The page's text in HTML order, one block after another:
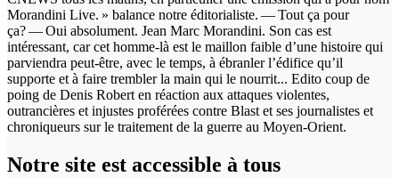
Morandini Live. » balance notre éditorialiste. — Tout ça pour
ça? — Oui absolument. Jean Marc Morandini. Son cas est
intéressant, car cet homme-là est le maillon faible d’une histoire qui
parviendra peut-être, avec le temps, à ébranler l’édifice qu’il
supporte et à faire trembler la main qui le nourrit... Edito coup de
poing de Denis Robert en réaction aux attaques violentes,
outrancières et injustes proférées contre Blast et ses journalistes et
chroniqueurs sur le traitement de la guerre au Moyen-Orient.
Notre site est accessible à tous